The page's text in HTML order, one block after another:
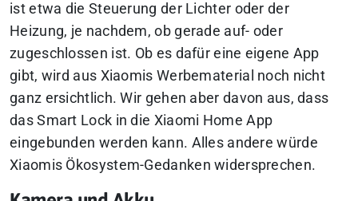
ist etwa die Steuerung der Lichter oder der
Heizung, je nachdem, ob gerade auf- oder
zugeschlossen ist. Ob es dafür eine eigene App
gibt, wird aus Xiaomis Werbematerial noch nicht
ganz ersichtlich. Wir gehen aber davon aus, dass
das Smart Lock in die Xiaomi Home App
eingebunden werden kann. Alles andere würde
Xiaomis Ökosystem-Gedanken widersprechen.